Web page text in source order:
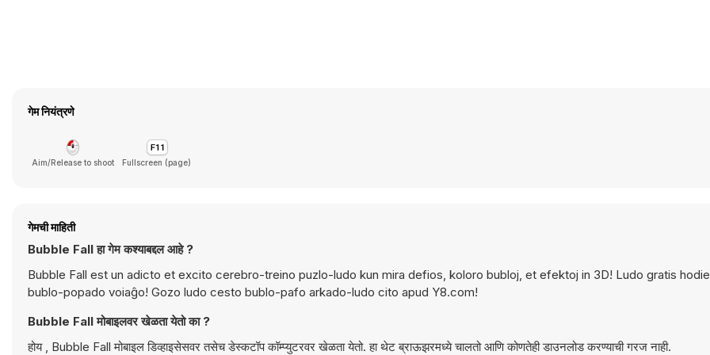
गेम नियंत्रणे
Aim/Release to shoot Fullscreen (page)
गेमची माहिती
Bubble Fall हा गेम कश्याबद्दल आहे ?
Bubble Fall est un adicto et excito cerebro-treino puzlo-ludo kun mira defios, koloro bubloj, et efektoj in 3D! Ludo gratis
bublo-popado voiaĝo! Gozo ludo cesto bublo-pafo arkado-ludo cito apud Y8.com!
Bubble Fall मोबाइलवर खेळता येतो का ?
होय , Bubble Fall मोबाइल डिव्हाइसेसवर तसेच डेस्कटॉप कॉम्प्युटरवर खेळता येतो. हा थेट ब्राऊझरमध्ये चालतो आणि कोणतेही डाउनलोड करण्याची गरज नाही.